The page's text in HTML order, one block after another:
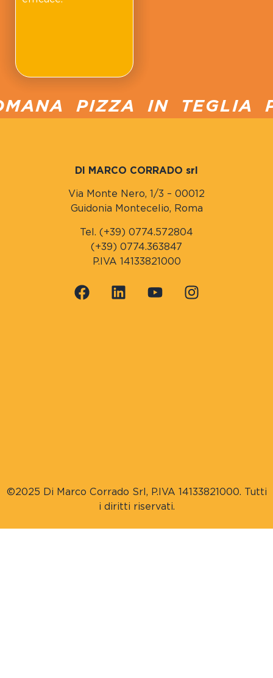
PIZZA IN TEGLIA
DI MARCO CORRADO srl
Via Monte Nero, 1/3 – 00012
Guidonia Montecelio, Roma
Tel. (+39) 0774.572804
(+39) 0774.363847
P.IVA 14133821000
©2025 Di Marco Corrado Srl, P.IVA 14133821000. Tutti
i diritti riservati.